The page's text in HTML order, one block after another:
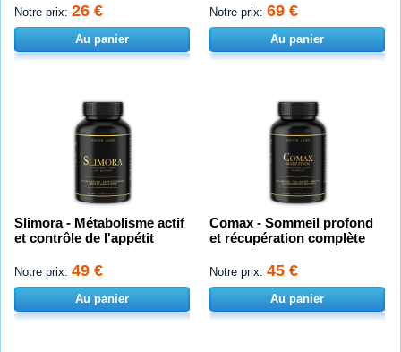
Notre prix: 26 €
Au panier
Notre prix: 69 €
Au panier
Slimora - Métabolisme actif
et contrôle de l'appétit
Notre prix: 49 €
Au panier
Comax - Sommeil profond
et récupération complète
Notre prix: 45 €
Au panier